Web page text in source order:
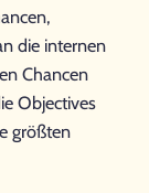
die internen
Chancen
Objectives
größten